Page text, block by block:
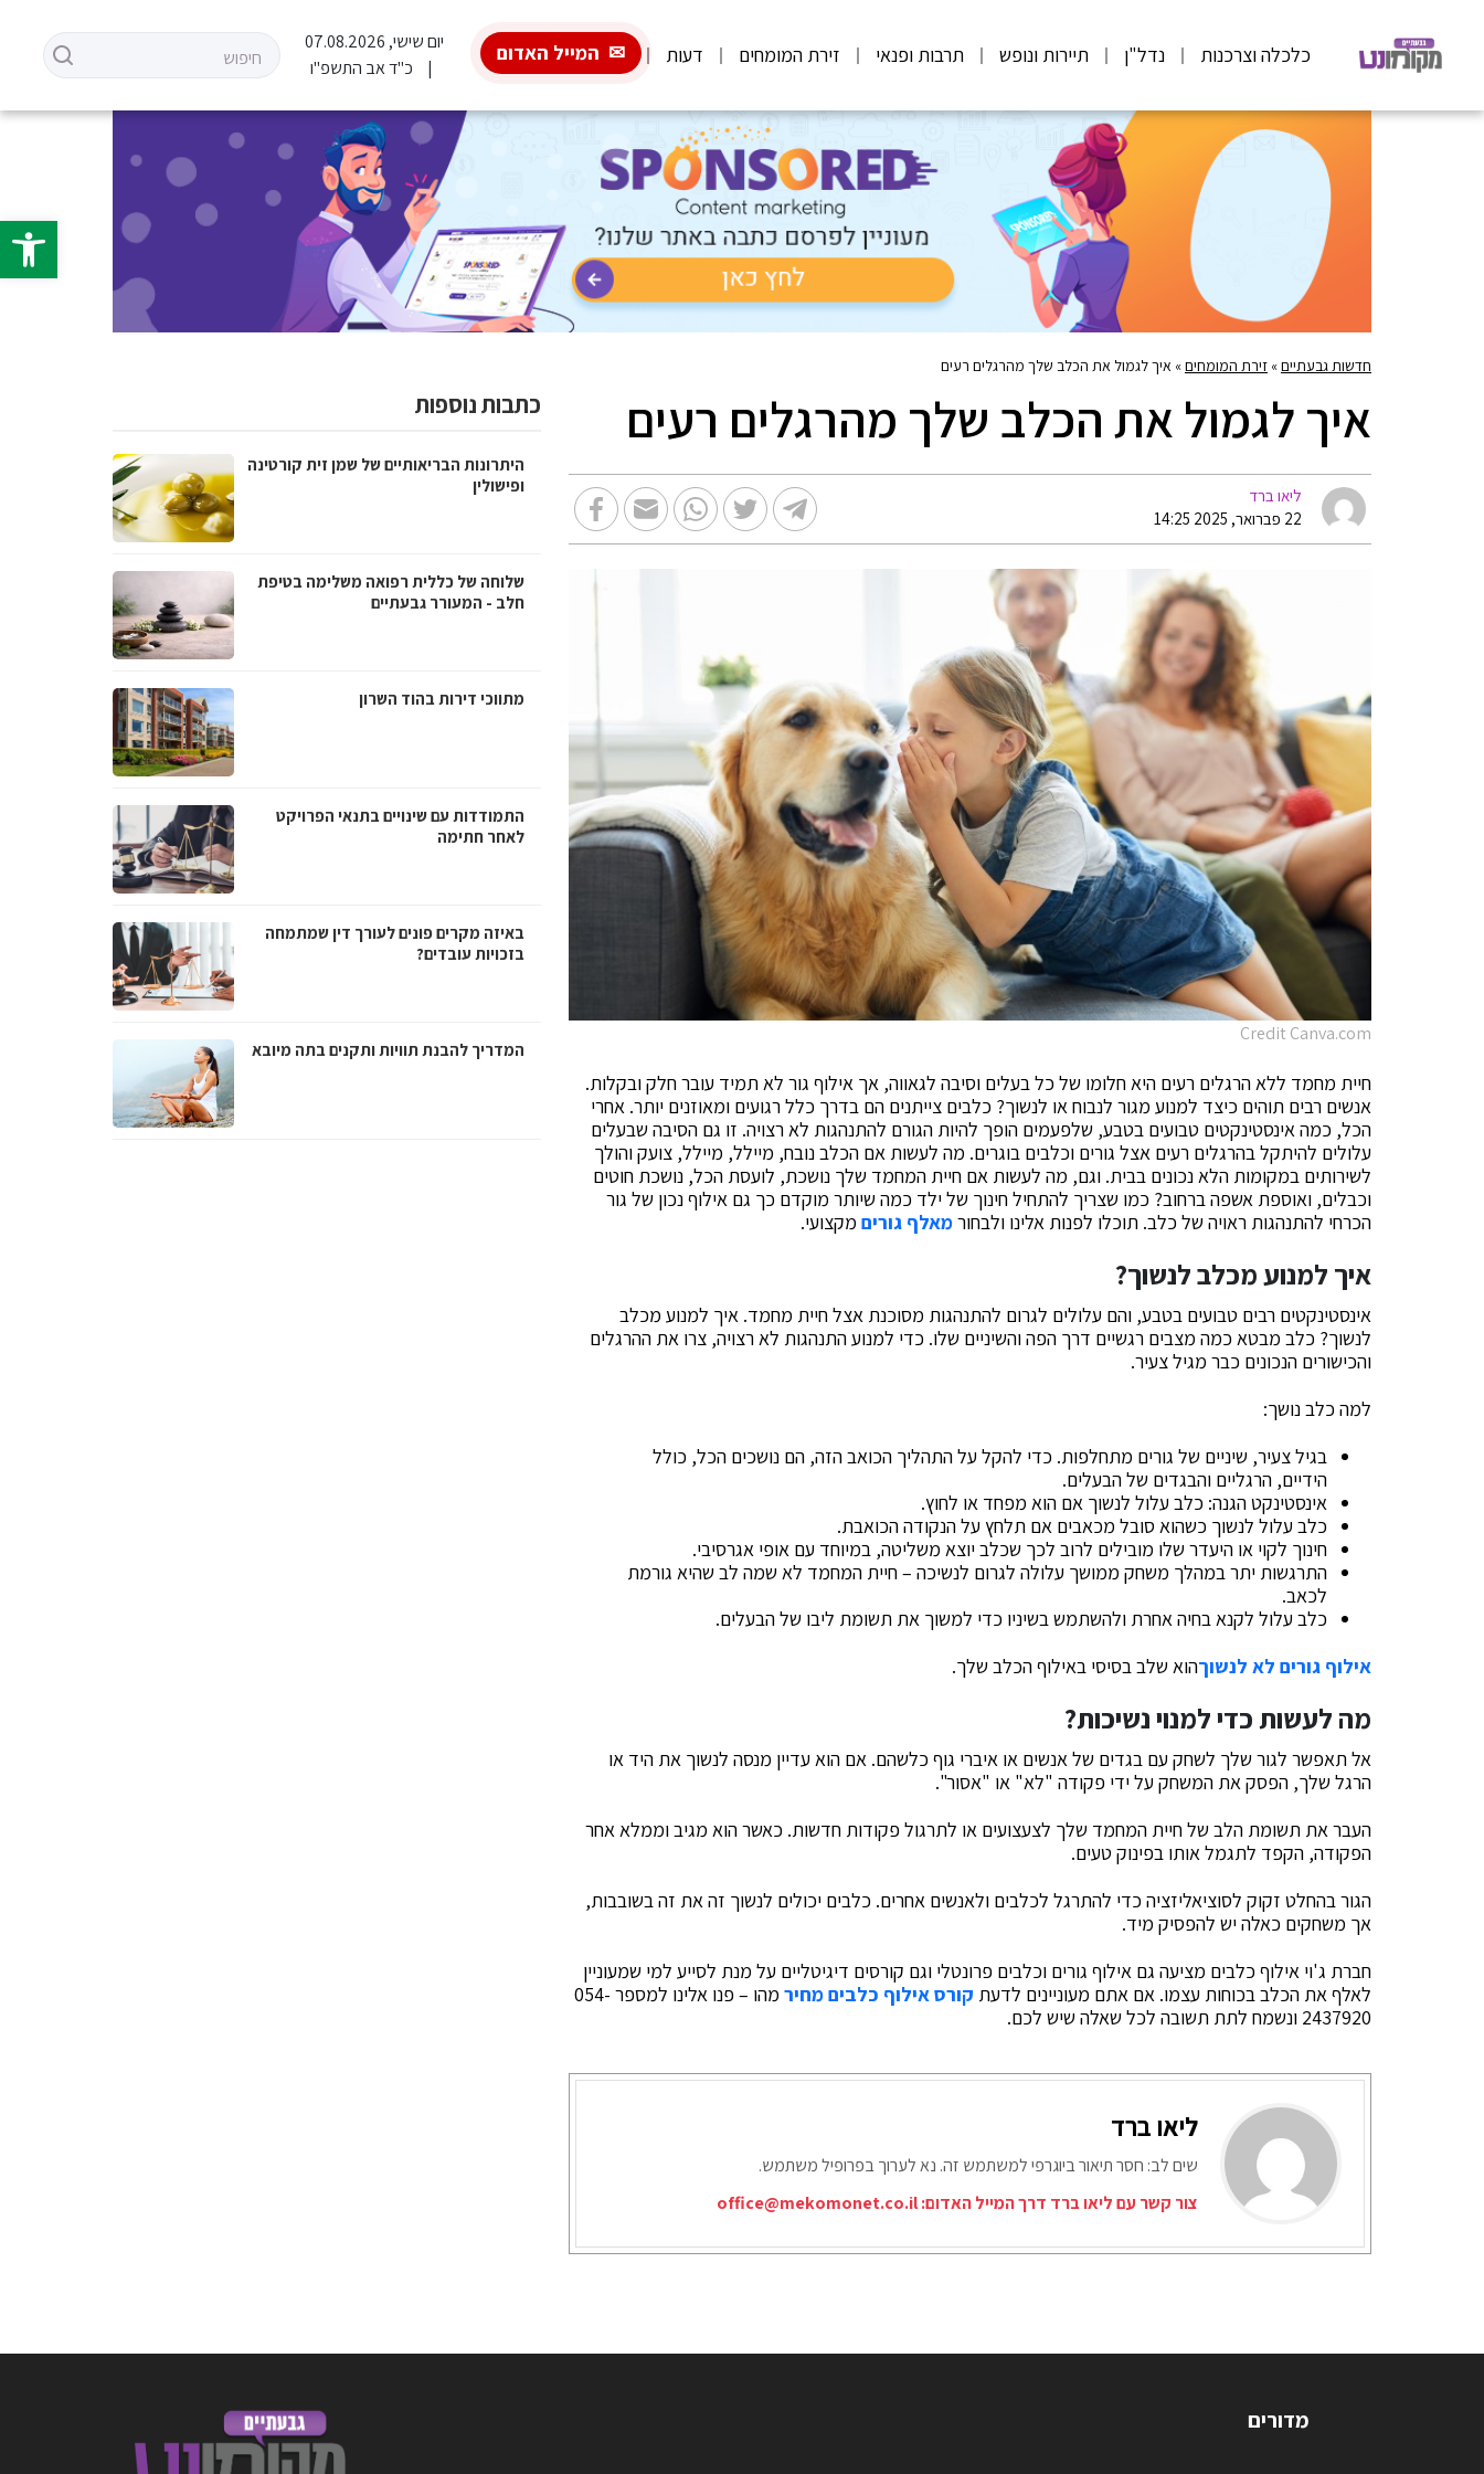
פתח
כלכלה וצרכנות נדל"ן תיירות ונופש תרבות ופנאי זירת המומחים דעות המייל האדום
יום שישי, 07.08.2026
כ"ד אב התשפ"ו
חדשות גבעתיים» זירת המומחים» איך לגמול את הכלב שלך מהרגלים רעים
איך לגמול את הכלב שלך מהרגלים רעים
ליאו ברד
22 פברואר, 2025 14:25
Credit Canva.com
חיית מחמד ללא הרגלים רעים היא חלומו של כל בעלים וסיבה לגאווה, אך אילוף גור לא תמיד עובר חלק ובקלות.
אנשים רבים תוהים כיצד למנוע מגור לנבוח או לנשוך? כלבים צייתנים הם בדרך כלל רגועים ומאוזנים יותר. אחרי
הכל, כמה אינסטינקטים טבועים בטבע, שלפעמים הופך להיות הגורם להתנהגות לא רצויה. זו גם הסיבה שבעלים
עלולים להיתקל בהרגלים רעים אצל גורים וכלבים בוגרים. מה לעשות אם הכלב נובח, מיילל, מיילל, צועק והולך
לשירותים במקומות הלא נכונים בבית. וגם, מה לעשות אם חיית המחמד שלך נושכת, לועסת הכל, נושכת חוטים
וכבלים, ואוספת אשפה ברחוב? כמו שצריך להתחיל חינוך של ילד כמה שיותר מוקדם כך גם אילוף נכון של גור
הכרחי להתנהגות ראויה של כלב. תוכלו לפנות אלינו ולבחורמאלף גורים מקצועי.
איך למנוע מכלב לנשוך?
אינסטינקטים רבים טבועים בטבע, והם עלולים לגרום להתנהגות מסוכנת אצל חיית מחמד. איך למנוע מכלב
לנשוך? כלב מבטא כמה מצבים רגשיים דרך הפה והשיניים שלו. כדי למנוע התנהגות לא רצויה, צרו את ההרגלים
והכישורים הנכונים כבר מגיל צעיר.
למה כלב נושך:
בגיל צעיר, שיניים של גורים מתחלפות. כדי להקל על התהליך הכואב הזה, הם נושכים הכל, כולל
הידיים, הרגליים והבגדים של הבעלים.
אינסטינקט הגנה: כלב עלול לנשוך אם הוא מפחד או לחוץ.
כלב עלול לנשוך כשהוא סובל מכאבים אם תלחץ על הנקודה הכואבת.
חינוך לקוי או היעדר שלו מובילים לרוב לכך שכלב יוצא משליטה, במיוחד עם אופי אגרסיבי.
התרגשות יתר במהלך משחק ממושך עלולה לגרום לנשיכה – חיית המחמד לא שמה לב שהיא גורמת
לכאב.
כלב עלול לקנא בחיה אחרת ולהשתמש בשיניו כדי למשוך את תשומת ליבו של הבעלים.
אילוף גורים לא לנשוךהוא שלב בסיסי באילוף הכלב שלך.
מה לעשות כדי למנוי נשיכות?
אל תאפשר לגור שלך לשחק עם בגדים של אנשים או איברי גוף כלשהם. אם הוא עדיין מנסה לנשוך את היד או
הרגל שלך, הפסק את המשחק על ידי פקודה "לא" או "אסור".
העבר את תשומת הלב של חיית המחמד שלך לצעצועים או לתרגול פקודות חדשות. כאשר הוא מגיב וממלא אחר
הפקודה, הקפד לתגמל אותו בפינוק טעים.
הגור בהחלט זקוק לסוציאליזציה כדי להתרגל לכלבים ולאנשים אחרים. כלבים יכולים לנשוך זה את זה בשובבות,
אך משחקים כאלה יש להפסיק מיד.
חברת ג'וי אילוף כלבים מציעה גם אילוף גורים וכלבים פרונטלי וגם קורסים דיגיטליים על מנת לסייע למי שמעוניין
לאלף את הכלב בכוחות עצמו. אם אתם מעוניינים לדעת קורס אילוף כלבים מחיר
מהו – פנו אלינו למספר 054-
2437920 ונשמח לתת תשובה לכל שאלה שיש לכם.
ליאו ברד
שים לב: חסר תיאור ביוגרפי למשתמש זה. נא לערוך בפרופיל משתמש.
צור קשר עם ליאו ברד דרך המייל האדום:office@mekomonet.co.il
כתבות נוספות
היתרונות הבריאותיים של שמן זית קורטינה
ופישולין
שלוחה של כללית רפואה משלימה בטיפת
חלב - המעורר גבעתיים
מתווכי דירות בהוד השרון
התמודדות עם שינויים בתנאי הפרויקט
לאחר חתימה
באיזה מקרים פונים לעורך דין שמתמחה
בזכויות עובדים?
המדריך להבנת תוויות ותקנים בתה מיובא
מדורים